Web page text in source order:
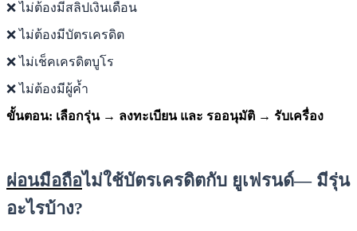
❌ ไม่ต้องมีสลิปเงินเดือน
❌ ไม่ต้องมีบัตรเครดิต
❌ ไม่เช็คเครดิตบูโร
❌ ไม่ต้องมีผู้ค้ำ
ขั้นตอน: เลือกรุ่น → ลงทะเบียน และ รออนุมัติ → รับเครื่อง
ผ่อนมือถือไม่ใช้บัตรเครดิตกับ ยูเฟรนด์— มีรุ่น
อะไรบ้าง?